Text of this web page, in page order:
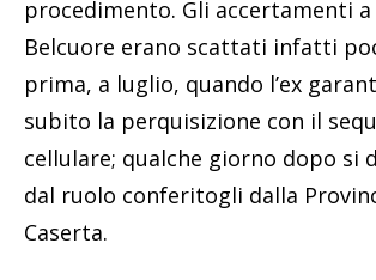
procedimento. Gli accertamenti
Belcuore erano scattati infatti
prima, a luglio, quando l’ex
subito la perquisizione con il
cellulare; qualche giorno dopo si
dal ruolo conferitogli dalla
Caserta.